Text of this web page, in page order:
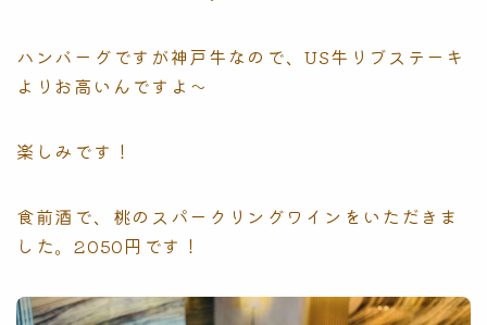
ハンバーグですが神戸牛なので、US牛リブステーキ
よりお高いんですよ〜
楽しみです！
食前酒で、桃のスパークリングワインをいただきま
した。2050円です！